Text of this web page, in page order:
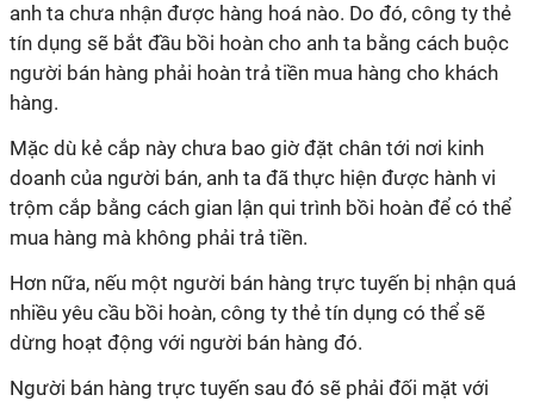
anh ta chưa nhận được hàng hoá nào. Do đó, công ty thẻ
tín dụng sẽ bắt đầu bồi hoàn cho anh ta bằng cách buộc
người bán hàng phải hoàn trả tiền mua hàng cho khách
hàng.
Mặc dù kẻ cắp này chưa bao giờ đặt chân tới nơi kinh
doanh của người bán, anh ta đã thực hiện được hành vi
trộm cắp bằng cách gian lận qui trình bồi hoàn để có thể
mua hàng mà không phải trả tiền.
Hơn nữa, nếu một người bán hàng trực tuyến bị nhận quá
nhiều yêu cầu bồi hoàn, công ty thẻ tín dụng có thể sẽ
dừng hoạt động với người bán hàng đó.
Người bán hàng trực tuyến sau đó sẽ phải đối mặt với